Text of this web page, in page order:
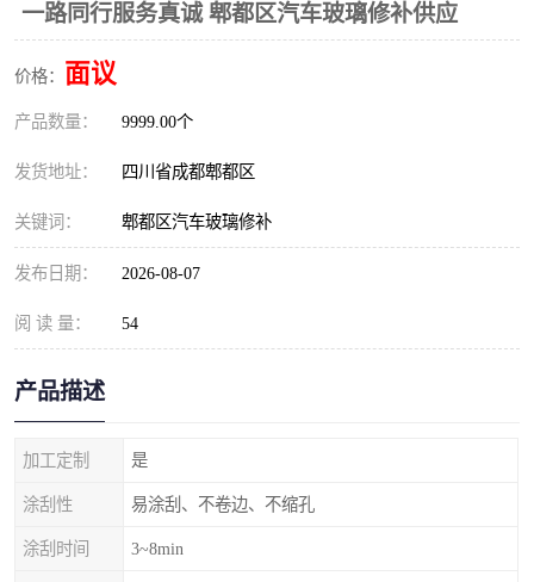
一路同行服务真诚 郫都区汽车玻璃修补供应
价格： 面议
产品数量： 9999.00个
发货地址： 四川省成都郫都区
关键词： 郫都区汽车玻璃修补
发布日期： 2026-08-07
阅 读 量： 54
产品描述
加工定制 是
涂刮性 易涂刮、不卷边、不缩孔
涂刮时间 3~8min